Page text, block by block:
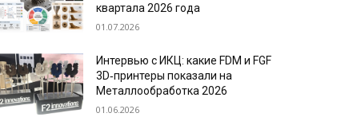
квартала 2026 года
01.07.2026
Интервью с ИКЦ: какие FDM и FGF
3D‑принтеры показали на
Металлообработка 2026
01.06.2026